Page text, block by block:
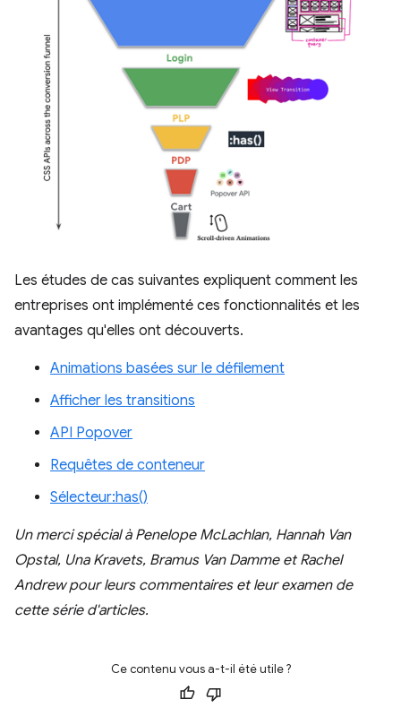
Les études de cas suivantes expliquent comment les
entreprises ont implémenté ces fonctionnalités et les
avantages qu'elles ont découverts.
Animations basées sur le défilement
Afficher les transitions
API Popover
Requêtes de conteneur
Sélecteur:has()
Un merci spécial à Penelope McLachlan, Hannah Van
Opstal, Una Kravets, Bramus Van Damme et Rachel
Andrew pour leurs commentaires et leur examen de
cette série d'articles.
Ce contenu vous a-t-il été utile ?